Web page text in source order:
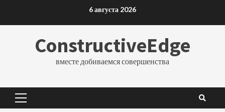
6 августа 2026
ConstructiveEdge
вместе добиваемся совершенства
Основное